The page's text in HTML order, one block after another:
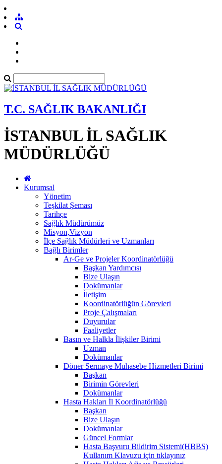
T.C. SAĞLIK BAKANLIĞI
İSTANBUL İL SAĞLIK
MÜDÜRLÜĞÜ
Kurumsal
Yönetim
Teşkilat Şeması
Tarihçe
Sağlık Müdürümüz
Misyon,Vizyon
İlçe Sağlık Müdürleri ve Uzmanları
Bağlı Birimler
Ar-Ge ve Projeler Koordinatörlüğü
Başkan Yardımcısı
Bize Ulaşın
Dokümanlar
İletişim
Koordinatörlüğün Görevleri
Proje Çalışmaları
Duyurular
Faaliyetler
Basın ve Halkla İlişkiler Birimi
Uzman
Dokümanlar
Döner Sermaye Muhasebe Hizmetleri Birimi
Başkan
Birimin Görevleri
Dokümanlar
Hasta Hakları İl Koordinatörlüğü
Başkan
Bize Ulaşın
Dokümanlar
Güncel Formlar
Hasta Başvuru Bildirim Sistemi(HBBS)
Kullanım Klavuzu için tıklayınız